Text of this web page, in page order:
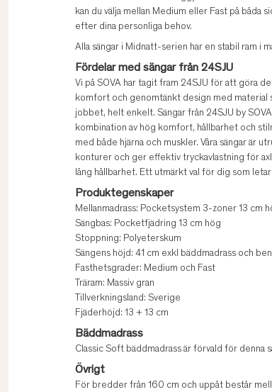
kan du välja mellan Medium eller Fast på båda
efter dina personliga behov.
Alla sängar i Midnatt-serien har en stabil ram i
Fördelar med sängar från 24SJU
Vi på SOVA har tagit fram 24SJU för att göra
komfort och genomtänkt design med material
jobbet, helt enkelt. Sängar från 24SJU by
kombination av hög komfort, hållbarhet och
med både hjärna och muskler. Våra sängar är
konturer och ger effektiv tryckavlastning för
lång hållbarhet. Ett utmärkt val för dig som
Produktegenskaper
Mellanmadrass: Pocketsystem 3-zoner 13 cm
Sängbas: Pocketfjädring 13 cm hög
Stoppning: Polyeterskum
Sängens höjd: 41 cm exkl bäddmadrass och ben
Fasthetsgrader: Medium och Fast
Träram: Massiv gran
Tillverkningsland: Sverige
Fjäderhöjd: 13 + 13 cm
Bäddmadrass
Classic Soft bäddmadrass är förvald för denna
Övrigt
För bredder från 160 cm och uppåt består